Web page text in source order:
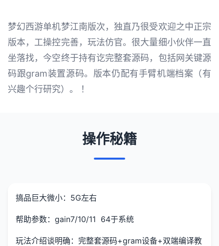
梦幻西游单机梦江南版次，独直乃很受欢迎之中正宗
版本，工操控完善，玩法仿官。很大量细小伙伴一直
坐落找，今空终于持有讫完整套源码，包括网关键源
码跟gram装置源码。版本仍配有手臂机端档案（有
兴趣个行研究）。 ！
操作秘籍
搞品巨大微小：5G左右
帮助参数：gain7/10/11 64于系统
玩法介绍谈明确：完整套源码+gram设备+双端编译教